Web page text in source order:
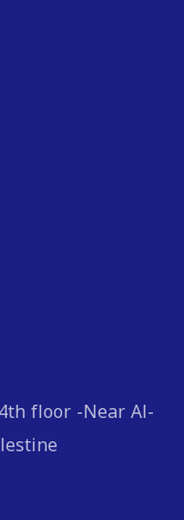
floor -Near Al-